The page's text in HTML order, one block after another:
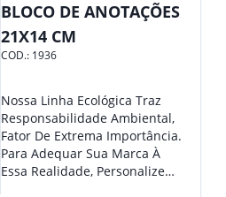
BLOCO DE ANOTAÇÕES
21X14 CM
COD.: 1936
Nossa Linha Ecológica Traz
Responsabilidade Ambiental,
Fator De Extrema Importância.
Para Adequar Sua Marca À
Essa Realidade, Personalize